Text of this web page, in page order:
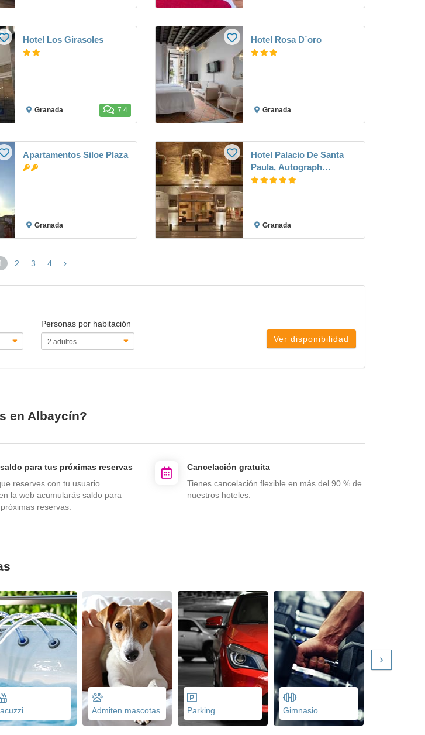
Hotel Los Girasoles
Granada 7.4
Hotel Rosa D´oro
Granada
Apartamentos Siloe Plaza
Granada
Hotel Palacio De Santa
Paula, Autograph
Collection
Granada
(página
2 3 4
Personas por habitación
Ver disponibilidad
en Albaycín?
para tus próximas reservas
reserves con tu usuario
la web acumularás saldo para
reservas.
Cancelación gratuita
Tienes cancelación flexible en más del 90 % de
nuestros hoteles.
Admiten mascotas Parking Gimnasio